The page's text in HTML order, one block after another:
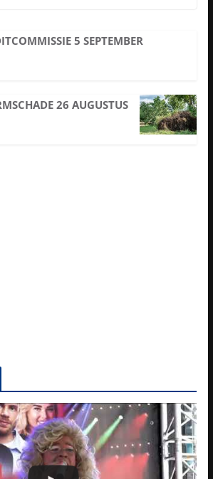
5 SEPTEMBER
26 AUGUSTUS